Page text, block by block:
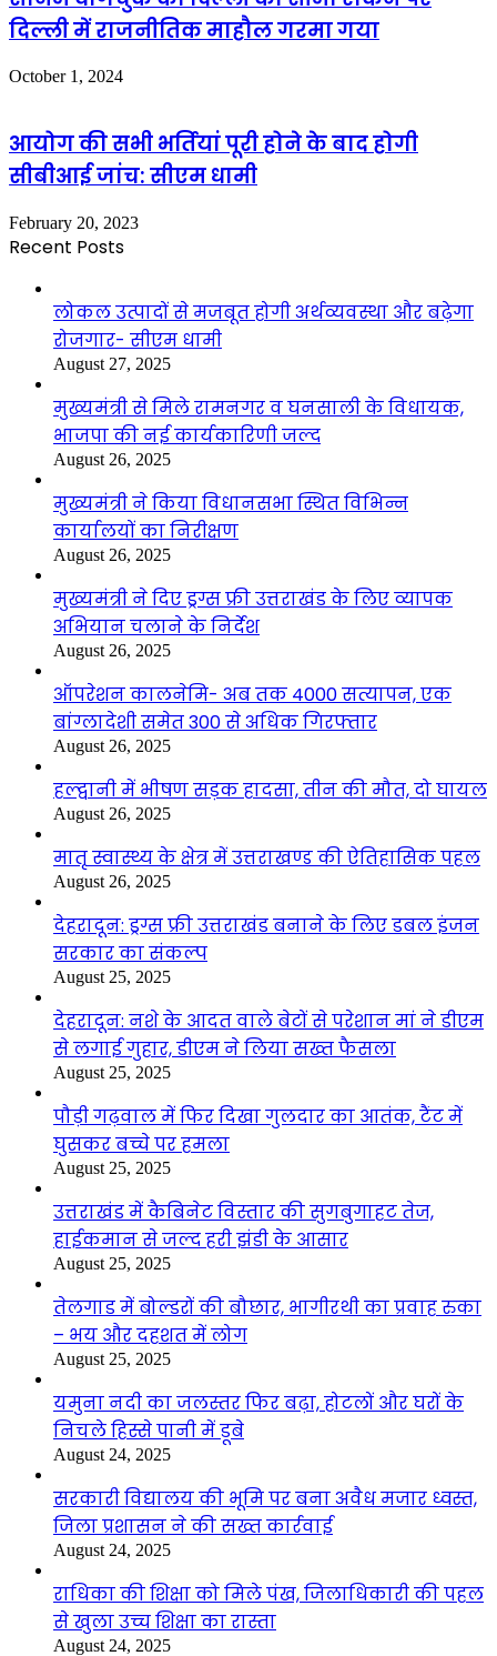
दिल्ली में राजनीतिक माहौल गरमा गया
October 1, 2024
आयोग की सभी भर्तियां पूरी होने के बाद होगी
सीबीआई जांच: सीएम धामी
February 20, 2023
Recent Posts
लोकल उत्पादों से मजबूत होगी अर्थव्यवस्था और बढ़ेगा
रोजगार- सीएम धामी
August 27, 2025
मुख्यमंत्री से मिले रामनगर व घनसाली के विधायक,
भाजपा की नई कार्यकारिणी जल्द
August 26, 2025
मुख्यमंत्री ने किया विधानसभा स्थित विभिन्न
कार्यालयों का निरीक्षण
August 26, 2025
मुख्यमंत्री ने दिए ड्रग्स फ्री उत्तराखंड के लिए व्यापक
अभियान चलाने के निर्देश
August 26, 2025
ऑपरेशन कालनेमि- अब तक 4000 सत्यापन, एक
बांग्लादेशी समेत 300 से अधिक गिरफ्तार
August 26, 2025
हल्द्वानी में भीषण सड़क हादसा, तीन की मौत, दो घायल
August 26, 2025
मातृ स्वास्थ्य के क्षेत्र में उत्तराखण्ड की ऐतिहासिक पहल
August 26, 2025
देहरादून: ड्रग्स फ्री उत्तराखंड बनाने के लिए डबल इंजन
सरकार का संकल्प
August 25, 2025
देहरादून: नशे के आदत वाले बेटों से परेशान मां ने डीएम
से लगाई गुहार, डीएम ने लिया सख्त फैसला
August 25, 2025
पौड़ी गढ़वाल में फिर दिखा गुलदार का आतंक, टैंट में
घुसकर बच्चे पर हमला
August 25, 2025
उत्तराखंड में कैबिनेट विस्तार की सुगबुगाहट तेज,
हाईकमान से जल्द हरी झंडी के आसार
August 25, 2025
तेलगाड में बोल्डरों की बौछार, भागीरथी का प्रवाह रुका
– भय और दहशत में लोग
August 25, 2025
यमुना नदी का जलस्तर फिर बढ़ा, होटलों और घरों के
निचले हिस्से पानी में डूबे
August 24, 2025
सरकारी विद्यालय की भूमि पर बना अवैध मजार ध्वस्त,
जिला प्रशासन ने की सख्त कार्रवाई
August 24, 2025
राधिका की शिक्षा को मिले पंख, जिलाधिकारी की पहल
से खुला उच्च शिक्षा का रास्ता
August 24, 2025